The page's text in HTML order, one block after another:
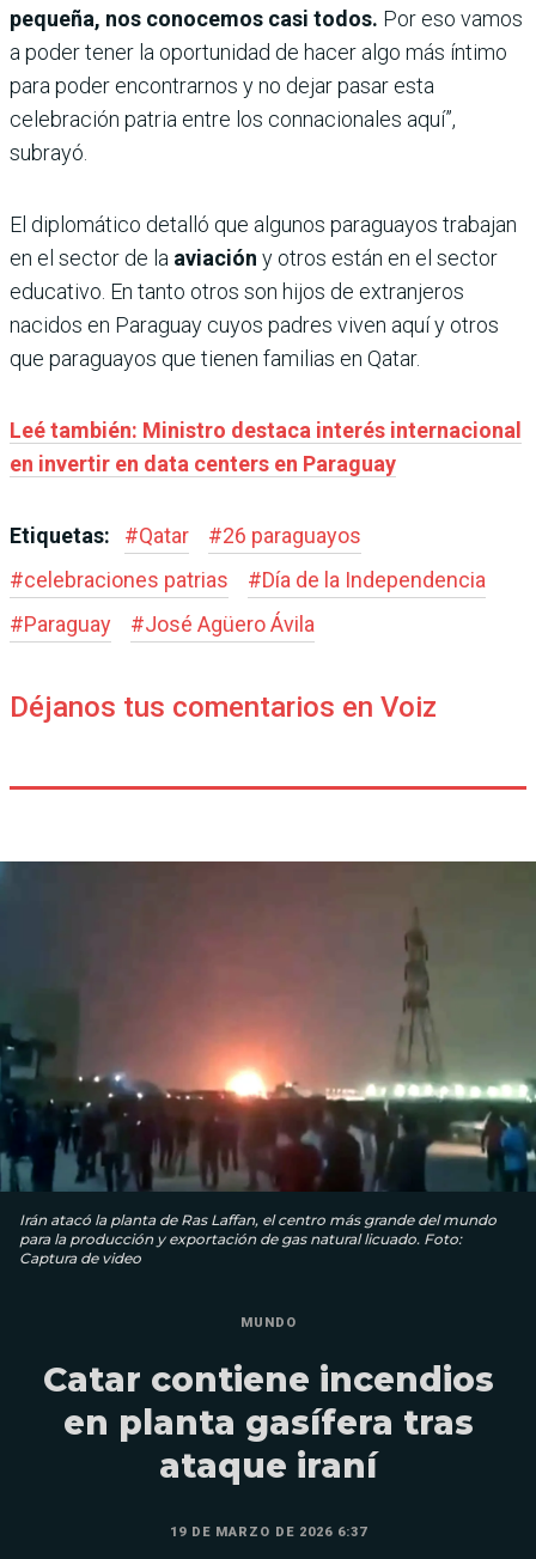
pequeña, nos conocemos casi todos. Por eso vamos
a poder tener la oportunidad de hacer algo más íntimo
para poder encontrarnos y no dejar pasar esta
celebración patria entre los connacionales aquí”,
subrayó.
El diplomático detalló que algunos paraguayos trabajan
en el sector de la aviación y otros están en el sector
educativo. En tanto otros son hijos de extranjeros
nacidos en Paraguay cuyos padres viven aquí y otros
que paraguayos que tienen familias en Qatar.
Leé también: Ministro destaca interés internacional
en invertir en data centers en Paraguay
Etiquetas: #Qatar #26 paraguayos
#celebraciones patrias #Día de la Independencia
#Paraguay #José Agüero Ávila
Déjanos tus comentarios en Voiz
Irán atacó la planta de Ras Laffan, el centro más grande del mundo
para la producción y exportación de gas natural licuado. Foto:
Captura de video
MUNDO
Catar contiene incendios
en planta gasífera tras
ataque iraní
19 DE MARZO DE 2026 6:37